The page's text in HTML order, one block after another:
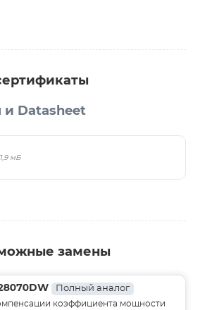
и Datasheet
1,9 мБ
замены
Полный аналог
коэффициента мощности